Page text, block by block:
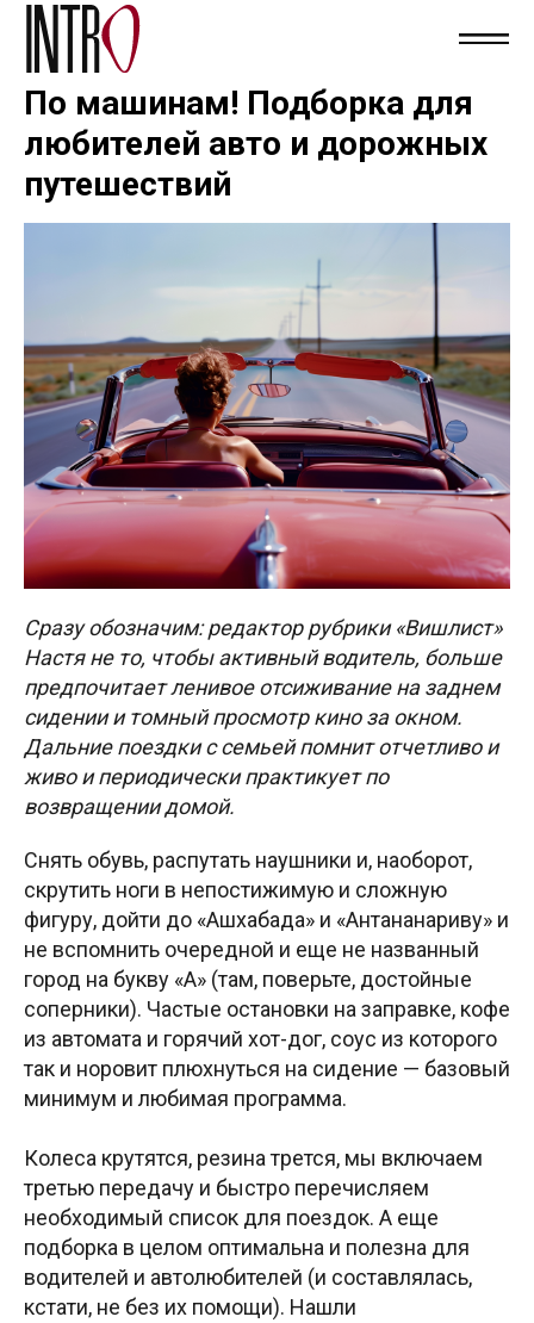
По машинам! Подборка для
любителей авто и дорожных
путешествий
Сразу обозначим: редактор рубрики «Вишлист»
Настя не то, чтобы активный водитель, больше
предпочитает ленивое отсиживание на заднем
сидении и томный просмотр кино за окном.
Дальние поездки с семьей помнит отчетливо и
живо и периодически практикует по
возвращении домой.
Снять обувь, распутать наушники и, наоборот,
скрутить ноги в непостижимую и сложную
фигуру, дойти до «Ашхабада» и «Антананариву» и
не вспомнить очередной и еще не названный
город на букву «А» (там, поверьте, достойные
соперники). Частые остановки на заправке, кофе
из автомата и горячий хот-дог, соус из которого
так и норовит плюхнуться на сидение — базовый
минимум и любимая программа.
Колеса крутятся, резина трется, мы включаем
третью передачу и быстро перечисляем
необходимый список для поездок. А еще
подборка в целом оптимальна и полезна для
водителей и автолюбителей (и составлялась,
кстати, не без их помощи). Нашли